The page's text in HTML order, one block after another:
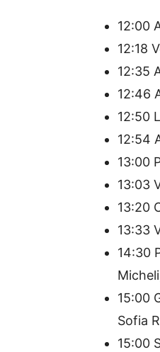
12:00
12:18
12:35
12:46
12:50
12:54
13:00
13:03
13:20
13:33
14:30
15:00
Sofia
15:00